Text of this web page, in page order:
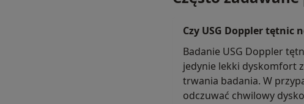
Czy USG Doppler tętnic
Badanie USG Doppler
jedynie lekki dyskomfort
trwania badania. W
odczuwać chwilowy